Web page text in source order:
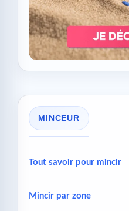
MINCEUR
Tout savoir pour mincir
Mincir par zone